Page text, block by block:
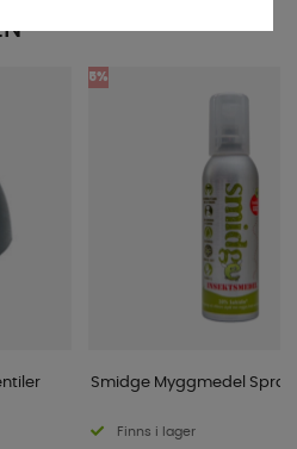
5%
Smidge Myggmedel Spray
Finns i lager